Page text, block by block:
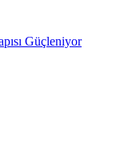
Güçleniyor